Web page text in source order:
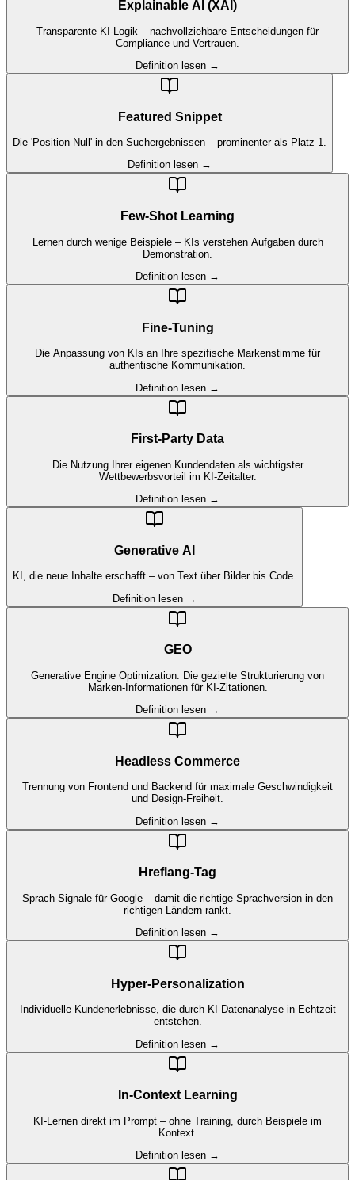
Explainable AI (XAI)
Transparente KI-Logik – nachvollziehbare Entscheidungen für
Compliance und Vertrauen.
Definition lesen →
Featured Snippet
Die 'Position Null' in den Suchergebnissen – prominenter als Platz 1.
Definition lesen →
Few-Shot Learning
Lernen durch wenige Beispiele – KIs verstehen Aufgaben durch
Demonstration.
Definition lesen →
Fine-Tuning
Die Anpassung von KIs an Ihre spezifische Markenstimme für
authentische Kommunikation.
Definition lesen →
First-Party Data
Die Nutzung Ihrer eigenen Kundendaten als wichtigster
Wettbewerbsvorteil im KI-Zeitalter.
Definition lesen →
Generative AI
KI, die neue Inhalte erschafft – von Text über Bilder bis Code.
Definition lesen →
GEO
Generative Engine Optimization. Die gezielte Strukturierung von
Marken-Informationen für KI-Zitationen.
Definition lesen →
Headless Commerce
Trennung von Frontend und Backend für maximale Geschwindigkeit
und Design-Freiheit.
Definition lesen →
Hreflang-Tag
Sprach-Signale für Google – damit die richtige Sprachversion in den
richtigen Ländern rankt.
Definition lesen →
Hyper-Personalization
Individuelle Kundenerlebnisse, die durch KI-Datenanalyse in Echtzeit
entstehen.
Definition lesen →
In-Context Learning
KI-Lernen direkt im Prompt – ohne Training, durch Beispiele im
Kontext.
Definition lesen →